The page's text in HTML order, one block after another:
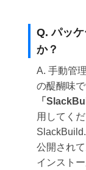
Q. パッ
か？
A. 手動管
の醍醐味
「
用してくだ
公開され
インスト